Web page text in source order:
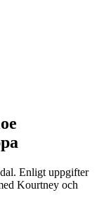
Enligt uppgifter
Kourtney och